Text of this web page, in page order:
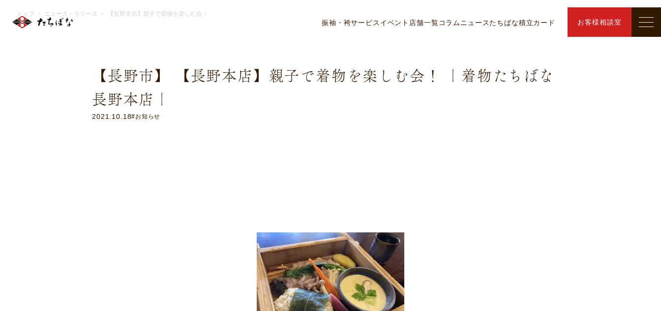
振袖・袴サービス イベント 店舗一覧コラムニュースたちばな積立カード お客様相談室
トップ ＞ ニュース・リリース ＞ 【長野本店】親子で着物を楽しむ会！
【長野市】 【長野本店】親子で着物を楽しむ会！ ｜着物たちばな
長野本店｜
2021.10.18#お知らせ